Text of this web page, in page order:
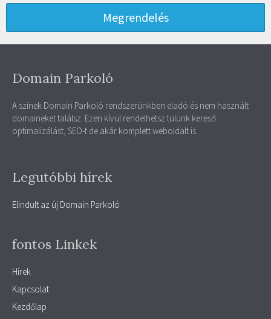
Megrendelés
Domain Parkoló
A szinek Domain Parkoló rendszerünkben eladó és nem használt
domaineket találsz. Ezen kívül rendelhetsz tülünk kereső
optimalizálást, SEO-t de akár komplett weboldalt is.
Legutóbbi hírek
Elindult az új Domain Parkoló
fontos Linkek
Hírek
Kapcsolat
Kezdőlap